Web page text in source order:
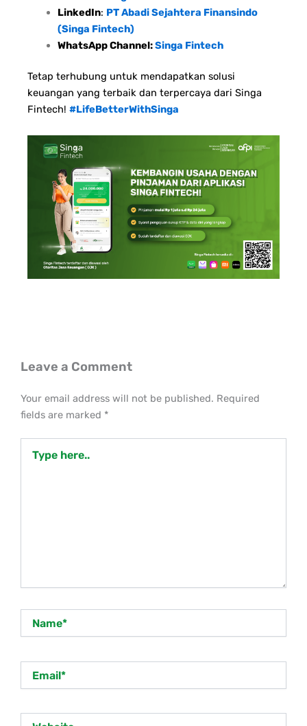
LinkedIn: PT Abadi Sejahtera Finansindo
(Singa Fintech)
WhatsApp Channel:Singa Fintech
Tetap terhubung untuk mendapatkan solusi
keuangan yang terbaik dan terpercaya dari Singa
Fintech! #LifeBetterWithSinga
Leave a Comment
Your email address will not be published. Required
fields are marked *
here..